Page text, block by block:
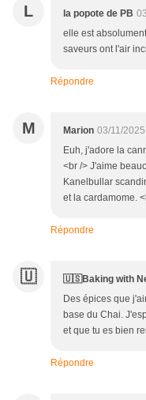
L la popote de PB
elle est
saveurs ont l'air
Répondre
M Marion 03/11/
Euh, j'adore la
<br /> J'aime
Kanelbullar
et la cardamome.
Répondre
🇺 🇺🇸Baking with
Des épices que
base du Chai.
et que tu es bien
Répondre